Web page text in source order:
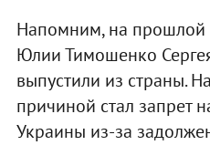
Напомним, на прошлой
Юлии Тимошенко
выпустили из страны.
причиной стал запрет
Украины из-за